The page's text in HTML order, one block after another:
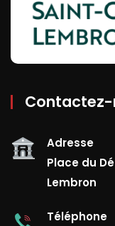
Contactez-
Adresse
Place du
Lembron
Téléphone